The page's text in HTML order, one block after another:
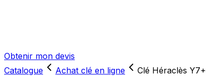
Obtenir mon devis
Catalogue
Achat clé en ligne Clé Héraclès Y7+